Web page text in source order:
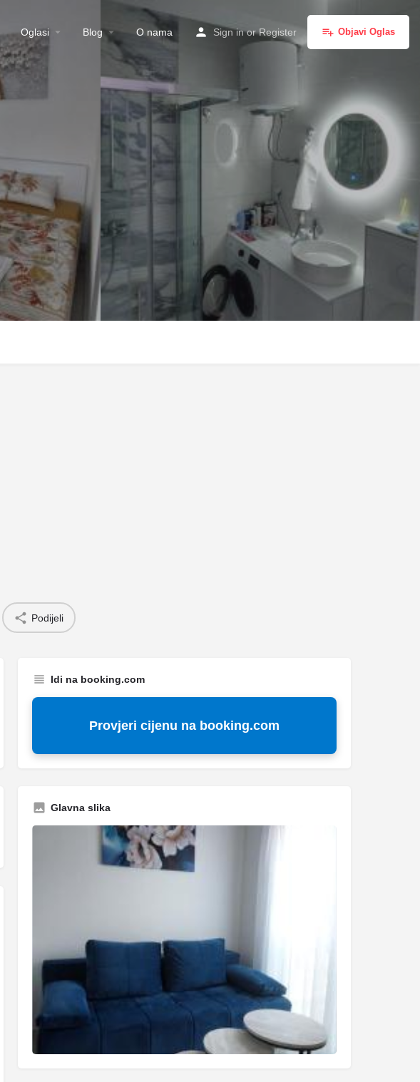
Oglasi Blog O nama Sign in or Register Objavi Oglas
Podijeli
Idi na booking.com
Provjeri cijenu na booking.com
Glavna slika